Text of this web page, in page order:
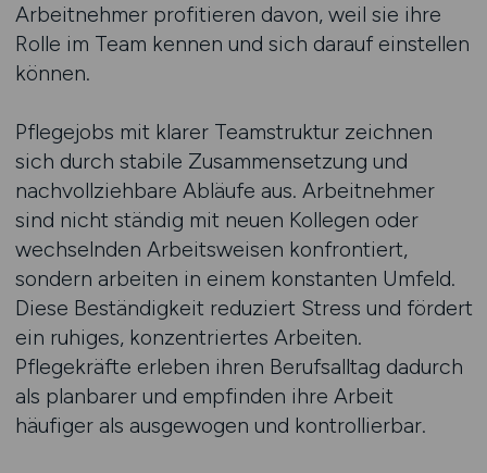
Arbeitnehmer profitieren davon, weil sie ihre
Rolle im Team kennen und sich darauf einstellen
können.
Pflegejobs mit klarer Teamstruktur zeichnen
sich durch stabile Zusammensetzung und
nachvollziehbare Abläufe aus. Arbeitnehmer
sind nicht ständig mit neuen Kollegen oder
wechselnden Arbeitsweisen konfrontiert,
sondern arbeiten in einem konstanten Umfeld.
Diese Beständigkeit reduziert Stress und fördert
ein ruhiges, konzentriertes Arbeiten.
Pflegekräfte erleben ihren Berufsalltag dadurch
als planbarer und empfinden ihre Arbeit
häufiger als ausgewogen und kontrollierbar.